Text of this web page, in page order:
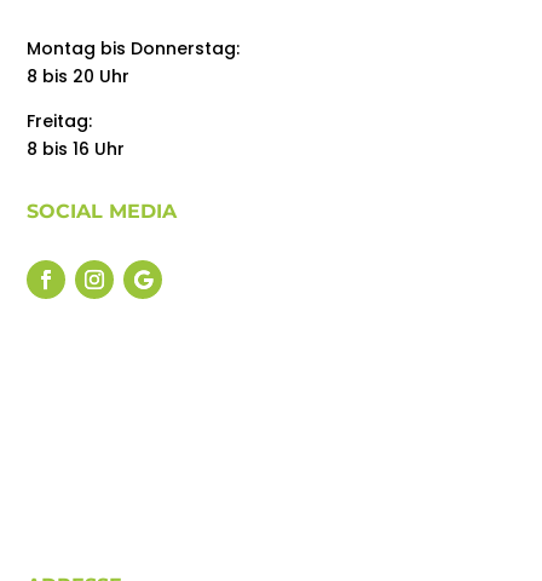
Montag bis Donnerstag:
8 bis 20 Uhr
Freitag:
8 bis 16 Uhr
SOCIAL MEDIA